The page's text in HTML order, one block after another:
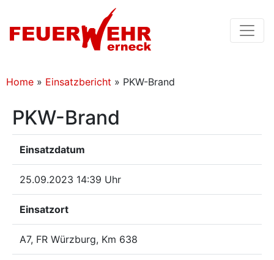
Home » Einsatzbericht » PKW-Brand
PKW-Brand
Einsatzdatum
25.09.2023 14:39 Uhr
Einsatzort
A7, FR Würzburg, Km 638